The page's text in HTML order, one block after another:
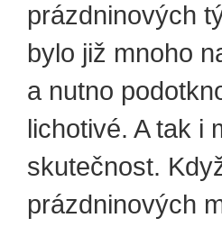
prázdninových
bylo již mnoho
a nutno
lichotivé. A tak i
skutečnost.
prázdninových